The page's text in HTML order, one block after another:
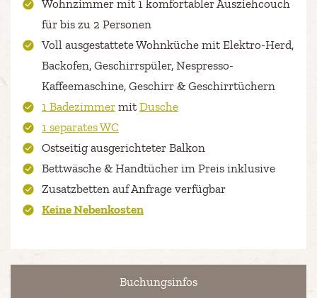
Wohnzimmer mit 1 komfortabler Ausziehcouch
für bis zu 2 Personen
Voll ausgestattete Wohnküche mit Elektro-Herd,
Backofen, Geschirrspüler, Nespresso-
Kaffeemaschine, Geschirr & Geschirrtüchern
1 Badezimmer mit Dusche
1 separates WC
Ostseitig ausgerichteter Balkon
Bettwäsche & Handtücher im Preis inklusive
Zusatzbetten auf Anfrage verfügbar
Keine Nebenkosten
Buchungsinfos